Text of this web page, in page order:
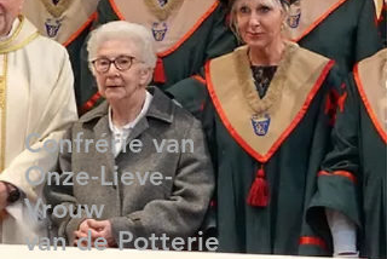
Confrérie van
Onze-Lieve-
Vrouw
van de Potterie